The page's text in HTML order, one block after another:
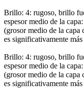
Brillo: 4: rugoso, brillo
espesor medio de la
(grosor medio de la capa
es significativamente
Brillo: 4: rugoso, brillo
espesor medio de la
(grosor medio de la capa
es significativamente